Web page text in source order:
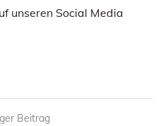
unseren Social Media
Beitrag